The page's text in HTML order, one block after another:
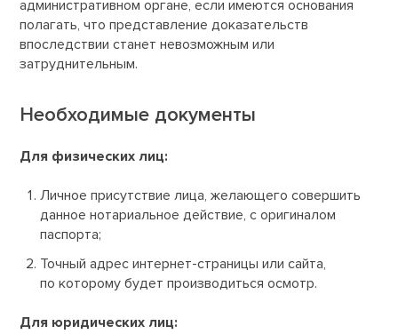
административном органе, если имеются основания
полагать, что представление доказательств
впоследствии станет невозможным или
затруднительным.
Необходимые документы
Для физических лиц:
Личное присутствие лица, желающего совершить
данное нотариальное действие, с оригиналом
паспорта;
Точный адрес интернет-страницы или сайта,
по которому будет производиться осмотр.
Для юридических лиц: